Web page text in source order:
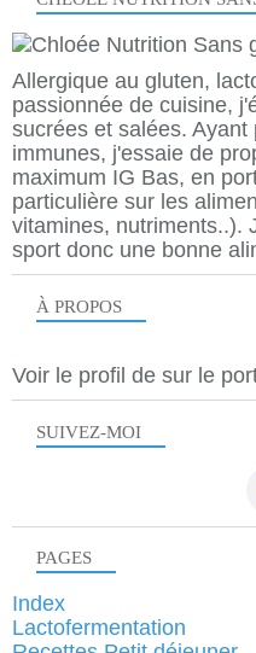
SUIVEZ-MOI
Allergique au gluten,
passionnée de cuisine,
sucrées et salées.
immunes, j'essaie de
maximum IG Bas, en
particulière sur les
vitamines, nutriments..).
sport donc une bonne
À PROPOS
Voir le profil de sur le
PAGES
Index
Lactofermentation